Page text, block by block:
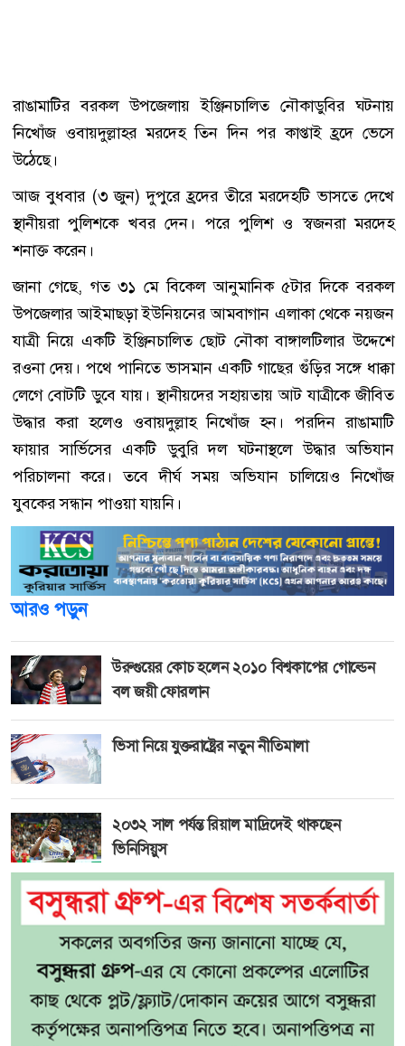
রাঙামাটির বরকল উপজেলায় ইঞ্জিনচালিত নৌকাডুবির ঘটনায়
নিখোঁজ ওবায়দুল্লাহর মরদেহ তিন দিন পর কাপ্তাই হ্রদে ভেসে
উঠেছে।
আজ বুধবার (৩ জুন) দুপুরে হ্রদের তীরে মরদেহটি ভাসতে দেখে
স্থানীয়রা পুলিশকে খবর দেন। পরে পুলিশ ও স্বজনরা মরদেহ
শনাক্ত করেন।
জানা গেছে, গত ৩১ মে বিকেল আনুমানিক ৫টার দিকে বরকল
উপজেলার আইমাছড়া ইউনিয়নের আমবাগান এলাকা থেকে নয়জন
যাত্রী নিয়ে একটি ইঞ্জিনচালিত ছোট নৌকা বাঙ্গালটিলার উদ্দেশে
রওনা দেয়। পথে পানিতে ভাসমান একটি গাছের গুঁড়ির সঙ্গে ধাক্কা
লেগে বোটটি ডুবে যায়। স্থানীয়দের সহায়তায় আট যাত্রীকে জীবিত
উদ্ধার করা হলেও ওবায়দুল্লাহ নিখোঁজ হন। পরদিন রাঙামাটি
ফায়ার সার্ভিসের একটি ডুবুরি দল ঘটনাস্থলে উদ্ধার অভিযান
পরিচালনা করে। তবে দীর্ঘ সময় অভিযান চালিয়েও নিখোঁজ
যুবকের সন্ধান পাওয়া যায়নি।
আরও পড়ুন
উরুগুয়ের কোচ হলেন ২০১০ বিশ্বকাপের গোল্ডেন
বল জয়ী ফোরলান
ভিসা নিয়ে যুক্তরাষ্ট্রের নতুন নীতিমালা
২০৩২ সাল পর্যন্ত রিয়াল মাদ্রিদেই থাকছেন
ভিনিসিয়ুস